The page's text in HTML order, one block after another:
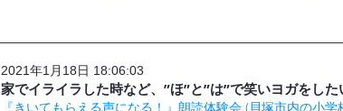
2021年1月18日 18:06:03
家でイライラした時など、”ほ”と”は”で笑いヨガをし
『きいてもらえる声になる！』朗読体験会 (貝塚市内の小学